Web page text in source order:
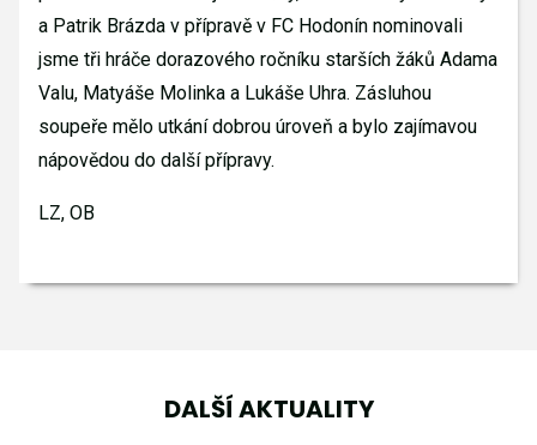
a Patrik Brázda v přípravě v FC Hodonín nominovali
jsme tři hráče dorazového ročníku starších žáků Adama
Valu, Matyáše Molinka a Lukáše Uhra. Zásluhou
soupeře mělo utkání dobrou úroveň a bylo zajímavou
nápovědou do další přípravy.
LZ, OB
DALŠÍ AKTUALITY